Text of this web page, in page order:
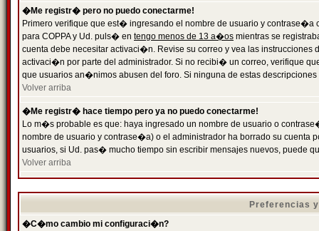
�Me registr� pero no puedo conectarme!
Primero verifique que est� ingresando el nombre de usuario y
para COPPA y Ud. puls� en tengo menos de 13 a�os mientras se
cuenta debe necesitar activaci�n. Revise su correo y vea las
activaci�n por parte del administrador. Si no recibi� un correo, verifique
que usuarios an�nimos abusen del foro. Si ninguna de estas
Volver arriba
�Me registr� hace tiempo pero ya no puedo conectarme!
Lo m�s probable es que: haya ingresado un nombre de usuario o
nombre de usuario y contrase�a) o el administrador ha borrado su
usuarios, si Ud. pas� mucho tiempo sin escribir mensajes nuevos, puede
Volver arriba
Preferencias
�C�mo cambio mi configuraci�n?